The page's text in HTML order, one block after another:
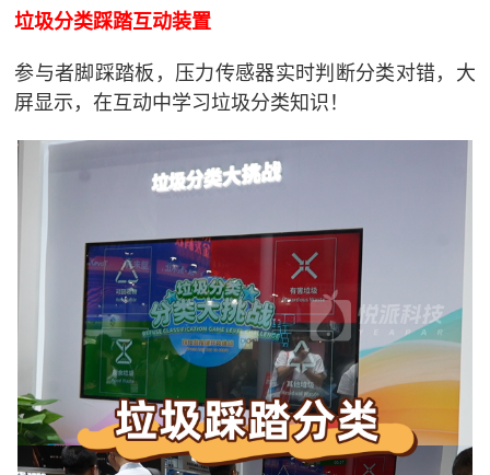
垃圾分类踩踏互动装置
参与者脚踩踏板，压力传感器实时判断分类对错，大
屏显示，在互动中学习垃圾分类知识！